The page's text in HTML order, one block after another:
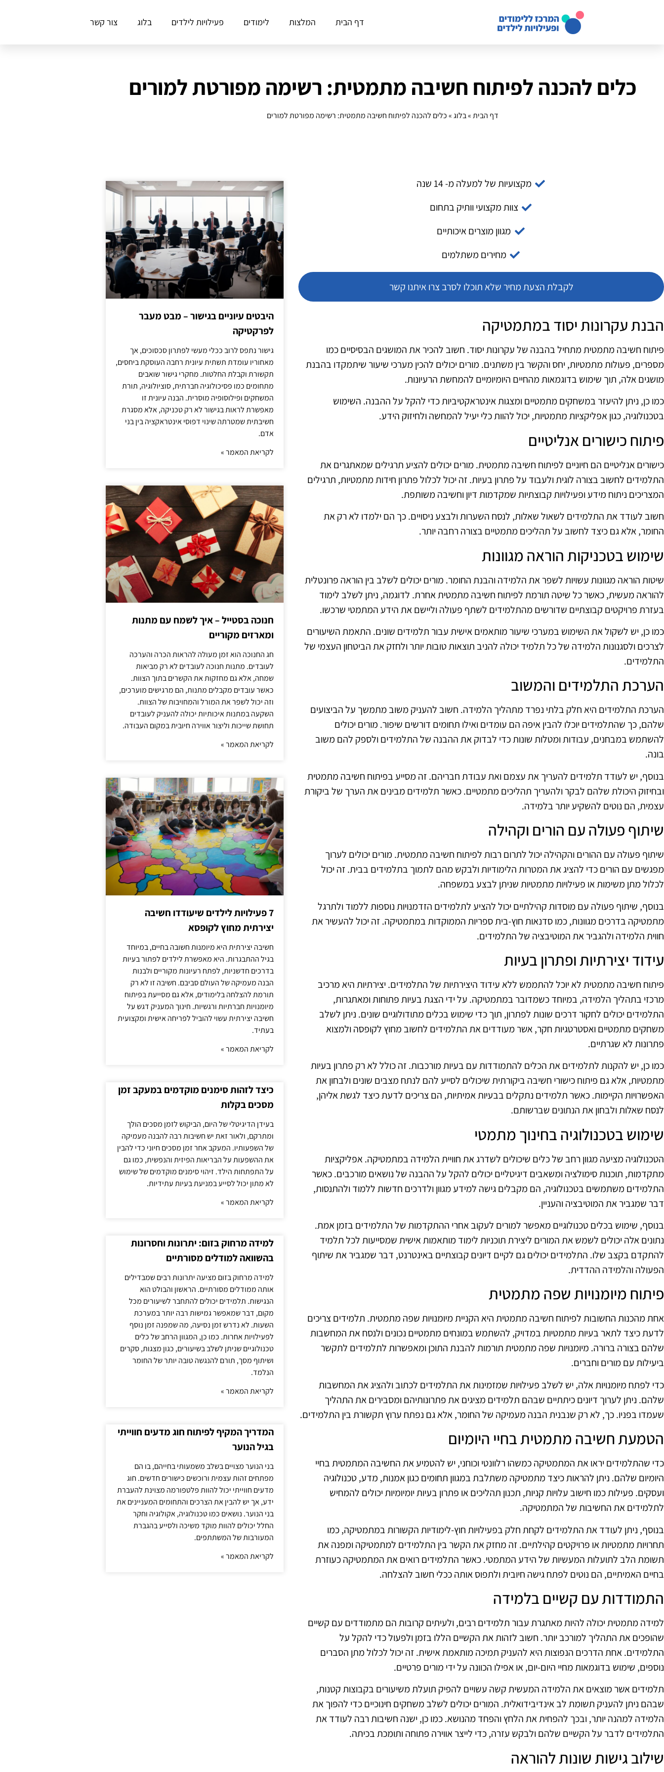
דף הבית המלצות לימודים פעילויות לילדים בלוג צור קשר
כלים להכנה לפיתוח חשיבה מתמטית: רשימה מפורטת למורים
דף הבית»בלוג»כלים להכנה לפיתוח חשיבה מתמטית: רשימה מפורטת למורים
מקצועיות של למעלה מ- 14 שנה
צוות מקצועי וותיק בתחום
מגוון מוצרים איכותיים
מחירים משתלמים
לקבלת הצעת מחיר שלא תוכלו לסרב צרו איתנו קשר
הבנת עקרונות יסוד במתמטיקה
פיתוח חשיבה מתמטית מתחיל בהבנה של עקרונות יסוד. חשוב להכיר את המושגים הבסיסיים כמו
מספרים, פעולות מתמטיות, יחס והקשר בין משתנים. מורים יכולים להכין מערכי שיעור שיתמקדו בהבנת
מושגים אלה, תוך שימוש בדוגמאות מהחיים היומיומיים להמחשת הרעיונות.
כמו כן, ניתן להיעזר במשחקים מתמטיים ומצגות אינטראקטיביות כדי להקל על ההבנה. השימוש
בטכנולוגיה, כגון אפליקציות מתמטיות, יכול להוות כלי יעיל להמחשה ולחיזוק הידע.
פיתוח כישורים אנליטיים
כישורים אנליטיים הם חיוניים לפיתוח חשיבה מתמטית. מורים יכולים להציע תרגילים שמאתגרים את
התלמידים לחשוב בצורה לוגית ולעבוד על פתרון בעיות. זה יכול לכלול פתרון חידות מתמטיות, תרגילים
המצריכים ניתוח מידע ופעילויות קבוצתיות שמקדמות דיון וחשיבה משותפת.
חשוב לעודד את התלמידים לשאול שאלות, לנסח השערות ולבצע ניסויים. כך הם ילמדו לא רק את
החומר, אלא גם כיצד לחשוב על תהליכים מתמטיים בצורה רחבה יותר.
שימוש בטכניקות הוראה מגוונות
שיטות הוראה מגוונות עשויות לשפר את הלמידה והבנת החומר. מורים יכולים לשלב בין הוראה פרונטלית
להוראה מעשית, כאשר כל שיטה תורמת לפיתוח חשיבה מתמטית אחרת. לדוגמה, ניתן לשלב לימוד
בעזרת פרויקטים קבוצתיים שדורשים מהתלמידים לשתף פעולה וליישם את הידע המתמטי שרכשו.
כמו כן, יש לשקול את השימוש במערכי שיעור מותאמים אישית עבור תלמידים שונים. התאמת השיעורים
לצרכים ולסגנונות הלמידה של כל תלמיד יכולה להניב תוצאות טובות יותר ולחזק את הביטחון העצמי של
התלמידים.
הערכת התלמידים והמשוב
הערכת התלמידים היא חלק בלתי נפרד מתהליך הלמידה. חשוב להעניק משוב מתמשך על הביצועים
שלהם, כך שהתלמידים יוכלו להבין איפה הם עומדים ואילו תחומים דורשים שיפור. מורים יכולים
להשתמש במבחנים, עבודות ומטלות שונות כדי לבדוק את ההבנה של התלמידים ולספק להם משוב
בונה.
בנוסף, יש לעודד תלמידים להעריך את עצמם ואת עבודת חבריהם. זה מסייע בפיתוח חשיבה מתמטית
ובחיזוק היכולת שלהם לבקר ולהעריך תהליכים מתמטיים. כאשר תלמידים מבינים את הערך של ביקורת
עצמית, הם נוטים להשקיע יותר בלמידה.
שיתוף פעולה עם הורים וקהילה
שיתוף פעולה עם ההורים והקהילה יכול לתרום רבות לפיתוח חשיבה מתמטית. מורים יכולים לערוך
מפגשים עם הורים כדי להציג את המטרות הלימודיות ולבקש מהם לתמוך בתלמידים בבית. זה יכול
לכלול מתן משימות או פעילויות מתמטיות שניתן לבצע במשפחה.
בנוסף, שיתוף פעולה עם מוסדות קהילתיים יכול להציע לתלמידים הזדמנויות נוספות ללמוד ולתרגל
מתמטיקה בדרכים מגוונות, כמו סדנאות חוץ-בית ספריות הממוקדות במתמטיקה. זה יכול להעשיר את
חווית הלמידה ולהגביר את המוטיבציה של התלמידים.
עידוד יצירתיות ופתרון בעיות
פיתוח חשיבה מתמטית לא יוכל להתממש ללא עידוד היצירתיות של התלמידים. יצירתיות היא מרכיב
מרכזי בתהליך הלמידה, במיוחד כשמדובר במתמטיקה. על ידי הצגת בעיות פתוחות ומאתגרות,
התלמידים יכולים לחקור דרכים שונות לפתרון, תוך כדי שימוש בכלים מתודולוגיים שונים. ניתן לשלב
משחקים מתמטיים ואסטרטגיות חקר, אשר מעודדים את התלמידים לחשוב מחוץ לקופסה ולמצוא
פתרונות לא שגרתיים.
כמו כן, יש להקנות לתלמידים את הכלים להתמודדות עם בעיות מורכבות. זה כולל לא רק פתרון בעיות
מתמטיות, אלא גם פיתוח כישורי חשיבה ביקורתית שיכולים לסייע להם לנתח מצבים שונים ולבחון את
האפשרויות הקיימות. כאשר תלמידים נתקלים בבעיות אמיתיות, הם צריכים לדעת כיצד לגשת אליהן,
לנסח שאלות ולבחון את הנתונים שברשותם.
שימוש בטכנולוגיה בחינוך מתמטי
הטכנולוגיה מציעה מגוון רחב של כלים שיכולים לשדרג את חוויית הלמידה במתמטיקה. אפליקציות
מתקדמות, תוכנות סימולציה ומשאבים דיגיטליים יכולים להקל על ההבנה של נושאים מורכבים. כאשר
התלמידים משתמשים בטכנולוגיה, הם מקבלים גישה למידע מגוון ולדרכים חדשות ללמוד ולהתנסות,
דבר שמגביר את המוטיבציה והעניין.
בנוסף, שימוש בכלים טכנולוגיים מאפשר למורים לעקוב אחרי ההתקדמות של התלמידים בזמן אמת.
נתונים אלה יכולים לשמש את המורים ליצירת תוכניות לימוד מותאמות אישית שמסייעות לכל תלמיד
להתקדם בקצב שלו. התלמידים יכולים גם לקיים דיונים קבוצתיים באינטרנט, דבר שמגביר את שיתוף
הפעולה והלמידה ההדדית.
פיתוח מיומנויות שפה מתמטית
אחת מהכנות החשובות לפיתוח חשיבה מתמטית היא הקניית מיומנויות שפה מתמטית. תלמידים צריכים
לדעת כיצד לתאר בעיות מתמטיות במדויק, להשתמש במונחים מתמטיים נכונים ולנסח את המחשבות
שלהם בצורה ברורה. מיומנויות שפה מתמטית תורמות להבנת התוכן ומאפשרות לתלמידים לתקשר
ביעילות עם מורים וחברים.
כדי לפתח מיומנויות אלה, יש לשלב פעילויות שמזמינות את התלמידים לכתוב ולהציג את המחשבות
שלהם. ניתן לערוך דיונים כיתתיים שבהם תלמידים מציגים את פתרונותיהם ומסבירים את התהליך
שעמדו בפניו. כך, לא רק שנבנית הבנה מעמיקה של החומר, אלא גם נפתח ערוץ תקשורת בין התלמידים.
הטמעת חשיבה מתמטית בחיי היומיום
כדי שהתלמידים יראו את המתמטיקה כמשהו רלוונטי וכוחני, יש להטמיע את החשיבה המתמטית בחיי
היומיום שלהם. ניתן להראות כיצד מתמטיקה משתלבת במגוון תחומים כגון אמנות, מדע, טכנולוגיה
ועסקים. פעילות כמו חישוב עלויות קניות, תכנון תהליכים או פתרון בעיות יומיומיות יכולים להמחיש
לתלמידים את החשיבות של המתמטיקה.
בנוסף, ניתן לעודד את התלמידים לקחת חלק בפעילויות חוץ-לימודיות הקשורות במתמטיקה, כמו
תחרויות מתמטיות או פרויקטים קהילתיים. זה מחזק את הקשר בין התלמידים למתמטיקה ומפנה את
תשומת הלב לתועלות המעשיות של הידע המתמטי. כאשר התלמידים רואים את המתמטיקה כעוזרת
בחיים האמיתיים, הם נוטים לפתח גישה חיובית ולתפוס אותה ככלי חשוב להצלחה.
התמודדות עם קשיים בלמידה
למידה מתמטית יכולה להיות מאתגרת עבור תלמידים רבים, ולעיתים קרובות הם מתמודדים עם קשיים
שהופכים את התהליך למורכב יותר. חשוב לזהות את הקשיים הללו בזמן ולפעול כדי להקל על
התלמידים. אחת הדרכים הנפוצות היא להעניק תמיכה מותאמת אישית. זה יכול לכלול מתן הסברים
נוספים, שימוש בדוגמאות מחיי היום-יום, או אפילו הכוונה על ידי מורים פרטיים.
תלמידים אשר מוצאים את הלמידה המעשית קשה עשויים להפיק תועלת משיעורים בקבוצות קטנות,
שבהם ניתן להעניק תשומת לב אינדיבידואלית. המורים יכולים לשלב משחקים חינוכיים כדי להפוך את
הלמידה למהנה יותר, ובכך להפחית את הלחץ והפחד מהנושא. כמו כן, ישנה חשיבות רבה לעודד את
התלמידים לדבר על הקשיים שלהם ולבקש עזרה, כדי לייצר אווירה פתוחה ותומכת בכיתה.
שילוב גישות שונות להוראה
היבטים עיוניים בגישור – מבט מעבר
לפרקטיקה
גישור נתפס לרוב ככלי מעשי לפתרון סכסוכים, אך
מאחוריו עומדת תשתית עיונית רחבה העוסקת ביחסים,
תקשורת וקבלת החלטות. מחקרי גישור שואבים
מתחומים כמו פסיכולוגיה חברתית, סוציולוגיה, תורת
המשחקים ופילוסופיה מוסרית. הבנה עיונית זו
מאפשרת לראות בגישור לא רק טכניקה, אלא מסגרת
חשיבתית שמטרתה שינוי דפוסי אינטראקציה בין בני
אדם.
לקריאת המאמר »
חנוכה בסטייל – איך לשמח עם מתנות
ומארזים מקוריים
חג החנוכה הוא זמן מעולה להראות הכרה והערכה
לעובדים. מתנות חנוכה לעובדים לא רק מביאות
שמחה, אלא גם מחזקות את הקשרים בתוך הצוות.
כאשר עובדים מקבלים מתנות, הם מרגישים מוערכים,
וזה יכול לשפר את המורל והמחויבות של הצוות.
השקעה במתנות איכותיות יכולה להעניק לעובדים
תחושת שייכות וליצור אווירה חיובית במקום העבודה.
לקריאת המאמר »
7 פעילויות לילדים שיעודדו חשיבה
יצירתית מחוץ לקופסא
חשיבה יצירתית היא מיומנות חשובה בחיים, במיוחד
בגיל ההתבגרות. היא מאפשרת לילדים לפתור בעיות
בדרכים חדשניות, לפתח רעיונות מקוריים ולבנות
הבנה מעמיקה של העולם סביבם. חשיבה זו לא רק
תורמת להצלחה בלימודים, אלא גם מסייעת בפיתוח
מיומנויות חברתיות ורגשיות. חינוך המעניק דגש על
חשיבה יצירתית עשוי להוביל לפריחה אישית ומקצועית
בעתיד.
לקריאת המאמר »
כיצד לזהות סימנים מוקדמים במעקב זמן
מסכים בקלות
בעידן הדיגיטלי של היום, הביקוש לזמן מסכים הולך
ומתרקם, ולאור זאת יש חשיבות רבה להבנה מעמיקה
של השפעותיו. המעקב אחר זמן מסכים חיוני כדי להבין
את ההשפעות על הבריאות הפיזית והנפשית, כמו גם
על התפתחות הילד. זיהוי סימנים מוקדמים של שימוש
לא מתון יכול לסייע במניעת בעיות עתידיות.
לקריאת המאמר »
למידה מרחוק בזום: יתרונות וחסרונות
בהשוואה למודלים מסורתיים
למידה מרחוק בזום מציעה יתרונות רבים שמבדילים
אותה ממודלים מסורתיים. הראשון והבולט הוא
הנגישות. תלמידים יכולים להתחבר לשיעורים מכל
מקום, דבר שמאפשר גמישות רבה יותר במערכת
השעות. לא נדרש זמן נסיעה, מה שמפנה זמן נוסף
לפעילויות אחרות. כמו כן, המגוון הרחב של כלים
טכנולוגיים שניתן לשלב בשיעורים, כגון מצגות, סקרים
ושיתוף מסך, תורם להנגשה טובה יותר של החומר
הנלמד.
לקריאת המאמר »
המדריך המקיף לפיתוח חוג מדעים חווייתי
בגיל הנוער
בני הנוער מצויים בשלב משמעותי בחייהם, בו הם
מפתחים זהות עצמית ורוכשים כישורים חדשים. חוג
מדעים חווייתי יכול להוות פלטפורמה מצוינת להעברת
ידע, אך יש להבין את הצרכים והתחומים המעניינים את
בני הנוער. נושאים כמו טכנולוגיה, אקולוגיה וחקר
החלל יכולים להוות מוקד משיכה ולסייע בהגברת
המעורבות של המשתתפים.
לקריאת המאמר »